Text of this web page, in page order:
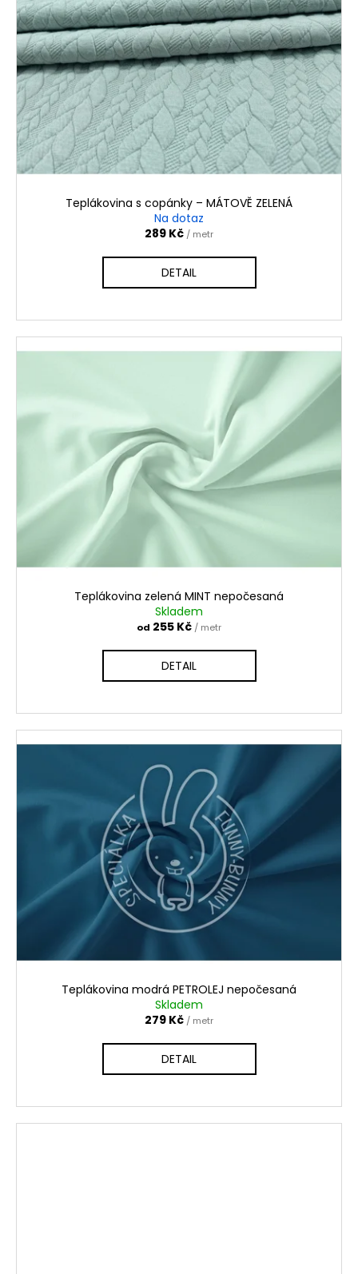
i
s
p
r
o
d
u
k
t
Teplákovina s copánky – MÁTOVĚ ZELENÁ
Na dotaz
289 Kč / metr
DETAIL
Teplákovina zelená MINT nepočesaná
Skladem
od 255 Kč / metr
DETAIL
Teplákovina modrá PETROLEJ nepočesaná
Skladem
279 Kč / metr
DETAIL